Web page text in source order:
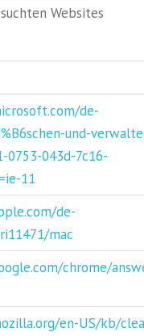
Websites
de-
und-
0753-043d-7c16-
11
de-
mac
chrome/
en-US/kb/